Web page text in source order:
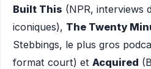
Built This (NPR, interviews
iconiques), The Twenty
Stebbings, le plus gros
format court) et Acquired